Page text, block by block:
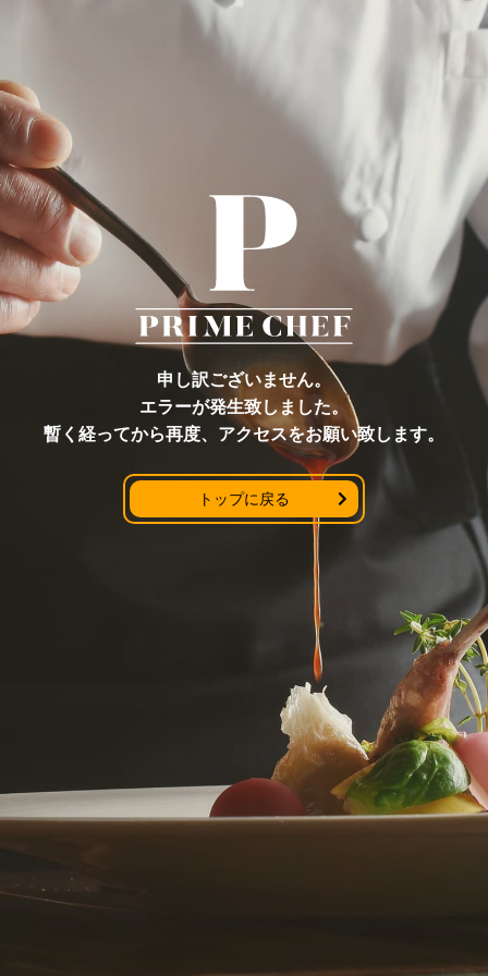
申し訳ございません。
エラーが発生致しました。
暫く経ってから再度、アクセスをお願い致します。
トップに戻る